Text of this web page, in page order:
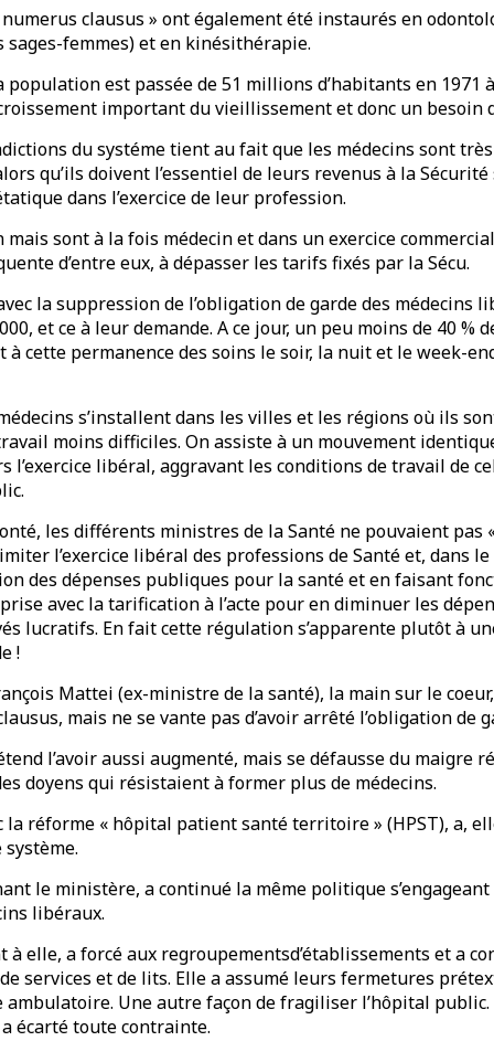
clausus » ont également été instaurés en
femmes) et en kinésithérapie.
population est passée de 51 millions d’habitants en 1971
important du vieillissement et donc un besoin
du systéme tient au fait que les médecins sont très
qu’ils doivent l’essentiel de leurs revenus à la
dans l’exercice de leur profession.
sont à la fois médecin et dans un exercice
d’entre eux, à dépasser les tarifs fixés par la Sécu.
la suppression de l’obligation de garde des médecins
et ce à leur demande. A ce jour, un peu moins de 40 %
cette permanence des soins le soir, la nuit et le week-
s’installent dans les villes et les régions où ils
moins difficiles. On assiste à un mouvement
l’exercice libéral, aggravant les conditions de travail de
les différents ministres de la Santé ne pouvaient pas
l’exercice libéral des professions de Santé et, dans
des dépenses publiques pour la santé et en faisant
avec la tarification à l’acte pour en diminuer les
lucratifs. En fait cette régulation s’apparente plutôt à
!
Mattei (ex-ministre de la santé), la main sur le
mais ne se vante pas d’avoir arrêté l’obligation de
l’avoir aussi augmenté, mais se défausse du maigre
doyens qui résistaient à former plus de médecins.
la réforme « hôpital patient santé territoire » (HPST), a,
le ministère, a continué la même politique
libéraux.
elle, a forcé aux regroupementsd’établissements et a
services et de lits. Elle a assumé leurs fermetures
ambulatoire. Une autre façon de fragiliser l’hôpital
écarté toute contrainte.